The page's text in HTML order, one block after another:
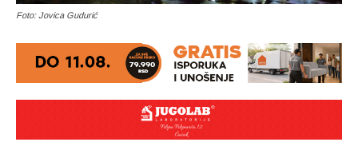
Foto: Jovica Gudurić